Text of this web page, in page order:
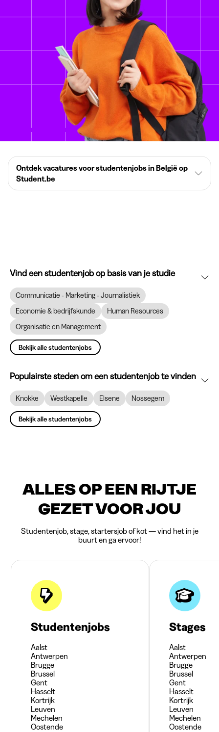
Ontdek vacatures voor studentenjobs in België op
Student.be
Vind een studentenjob op basis van je studie
Communicatie - Marketing - Journalistiek
Economie & bedrijfskunde
Human Resources
Organisatie en Management
Bekijk alle studentenjobs
Populairste steden om een studentenjob te vinden
Knokke Westkapelle Elsene Nossegem
Bekijk alle studentenjobs
ALLES OP EEN RIJTJE
GEZET VOOR JOU
Studentenjob, stage, startersjob of kot — vind het in je
buurt en ga ervoor!
Studentenjobs
Aalst
Antwerpen
Brugge
Brussel
Gent
Hasselt
Kortrijk
Leuven
Mechelen
Oostende
Stages
Aalst
Antwerpen
Brugge
Brussel
Gent
Hasselt
Kortrijk
Leuven
Mechelen
Oostende